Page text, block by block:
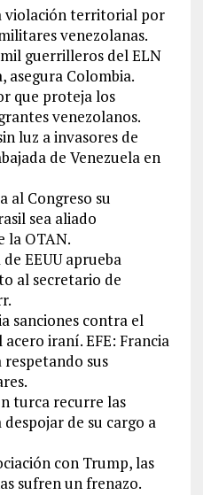
violación territorial por
venezolanas.
guerrilleros del ELN
asegura Colombia.
que proteja los
venezolanos.
luz a invasores de
de Venezuela en
al Congreso su
sea aliado
la OTAN.
EEUU aprueba
al secretario de
sanciones contra el
iraní. EFE: Francia
respetando sus
turca recurre las
de su cargo a
con Trump, las
sufren un frenazo.